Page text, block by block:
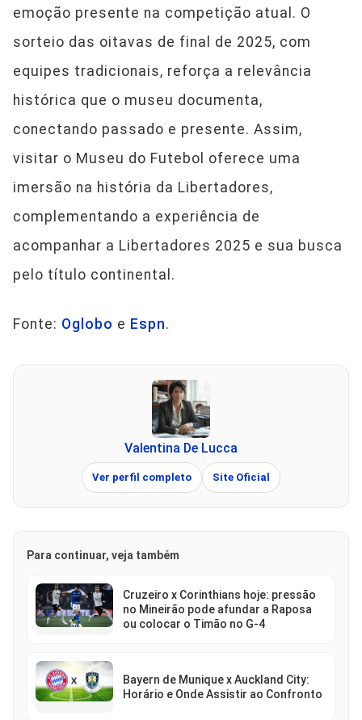
emoção presente na competição atual. O
sorteio das oitavas de final de 2025, com
equipes tradicionais, reforça a relevância
histórica que o museu documenta,
conectando passado e presente. Assim,
visitar o Museu do Futebol oferece uma
imersão na história da Libertadores,
complementando a experiência de
acompanhar a Libertadores 2025 e sua busca
pelo título continental.
Fonte: Oglobo e Espn.
Valentina De Lucca
Ver perfil completo Site Oficial
Para continuar, veja também
Cruzeiro x Corinthians hoje: pressão
no Mineirão pode afundar a Raposa
ou colocar o Timão no G-4
Bayern de Munique x Auckland City:
Horário e Onde Assistir ao Confronto